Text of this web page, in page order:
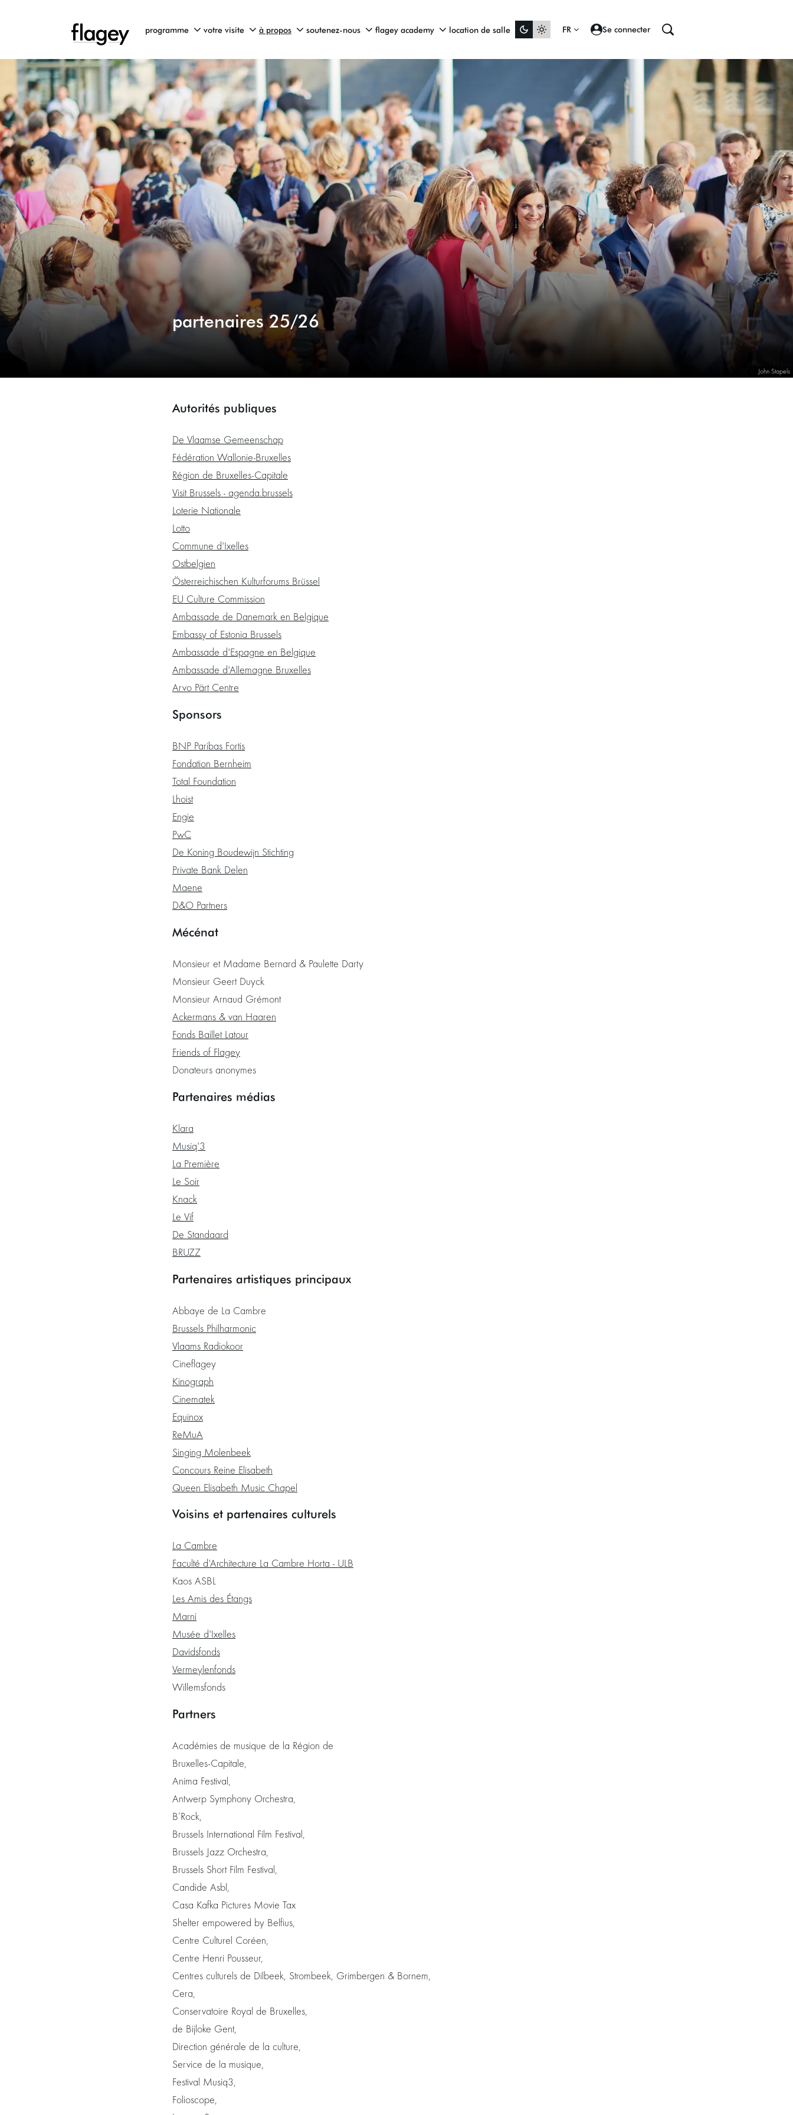
programme votre visite à propos soutenez-nous flagey academy location de salle FR Se connecter
John Stapels
partenaires 25/26
Autorités publiques
De Vlaamse Gemeenschap
Fédération Wallonie-Bruxelles
Région de Bruxelles-Capitale
Visit Brussels - agenda.brussels
Loterie Nationale
Lotto
Commune d'Ixelles
Ostbelgien
Österreichischen Kulturforums Brüssel
EU Culture Commission
Ambassade de Danemark en Belgique
Embassy of Estonia Brussels
Ambassade d'Espagne en Belgique
Ambassade d'Allemagne Bruxelles
Arvo Pärt Centre
Sponsors
BNP Paribas Fortis
Fondation Bernheim
Total Foundation
Lhoist
Engie
PwC
De Koning Boudewijn Stichting
Private Bank Delen
Maene
D&O Partners
Mécénat
Monsieur et Madame Bernard & Paulette Darty
Monsieur Geert Duyck
Monsieur Arnaud Grémont
Ackermans & van Haaren
Fonds Baillet Latour
Friends of Flagey
Donateurs anonymes
Partenaires médias
Klara
Musiq'3
La Première
Le Soir
Knack
Le Vif
De Standaard
BRUZZ
Partenaires artistiques principaux
Abbaye de La Cambre
Brussels Philharmonic
Vlaams Radiokoor
Cineflagey
Kinograph
Cinematek
Equinox
ReMuA
Singing Molenbeek
Concours Reine Elisabeth
Queen Elisabeth Music Chapel
Voisins et partenaires culturels
La Cambre
Faculté d'Architecture La Cambre Horta - ULB
Kaos ASBL
Les Amis des Étangs
Marni
Musée d'Ixelles
Davidsfonds
Vermeylenfonds
Willemsfonds
Partners
Académies de musique de la Région de
Bruxelles-Capitale,
Anima Festival,
Antwerp Symphony Orchestra,
B’Rock,
Brussels International Film Festival,
Brussels Jazz Orchestra,
Brussels Short Film Festival,
Candide Asbl,
Casa Kafka Pictures Movie Tax
Shelter empowered by Belfius,
Centre Culturel Coréen,
Centre Henri Pousseur,
Centres culturels de Dilbeek, Strombeek, Grimbergen & Bornem,
Cera,
Conservatoire Royal de Bruxelles,
de Bijloke Gent,
Direction générale de la culture,
Service de la musique,
Festival Musiq3,
Folioscope,